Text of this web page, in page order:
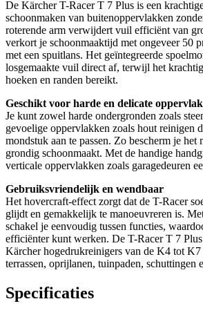
De Kärcher T-Racer T 7 Plus is een
schoonmaken van buitenoppervlakken
roterende arm verwijdert vuil efficiënt van
verkort je schoonmaaktijd met ongeveer 50
met een spuitlans. Het geïntegreerde
losgemaakte vuil direct af, terwijl het
hoeken en randen bereikt.
Geschikt voor harde en delicate
Je kunt zowel harde ondergronden zoals
gevoelige oppervlakken zoals hout reinigen
mondstuk aan te passen. Zo bescherm je
grondig schoonmaakt. Met de handige
verticale oppervlakken zoals garagedeuren
Gebruiksvriendelijk en wendbaar
Het hovercraft-effect zorgt dat de T-Racer
glijdt en gemakkelijk te manoeuvreren is.
schakel je eenvoudig tussen functies,
efficiënter kunt werken. De T-Racer T 7
Kärcher hogedrukreinigers van de K4 tot
terrassen, oprijlanen, tuinpaden, schuttingen
Specificaties